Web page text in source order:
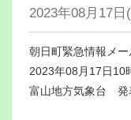
2023年08月17日
朝日町緊急情報メー
2023年08月17日10
富山地方気象台 発